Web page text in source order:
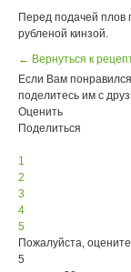
Перед подачей плов
рубленой кинзой.
← Вернуться к
Если Вам
поделитесь им с
Оценить
Поделиться
1
2
3
4
5
Пожалуйста,
5